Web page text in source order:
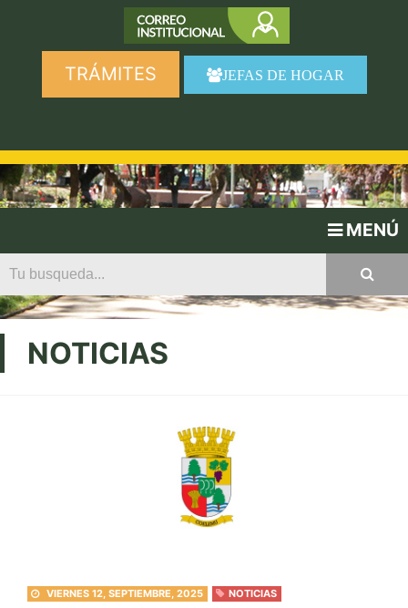
TRÁMITES JEFAS DE HOGAR
MENÚ
NOTICIAS
VIERNES 12, SEPTIEMBRE, 2025 NOTICIAS